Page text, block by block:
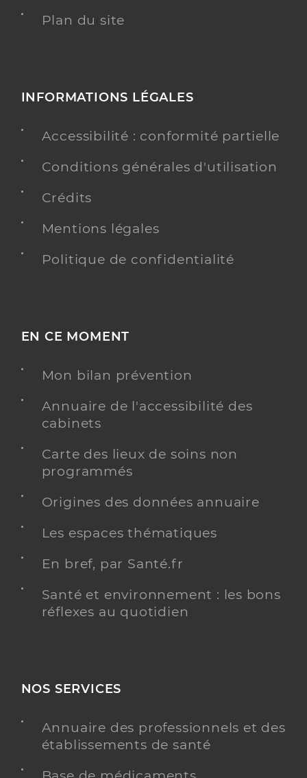
Plan du site
INFORMATIONS LÉGALES
Accessibilité : conformité partielle
Conditions générales d'utilisation
Crédits
Mentions légales
Politique de confidentialité
EN CE MOMENT
Mon bilan prévention
Annuaire de l'accessibilité des
cabinets
Carte des lieux de soins non
programmés
Origines des données annuaire
Les espaces thématiques
En bref, par Santé.fr
Santé et environnement : les bons
réflexes au quotidien
NOS SERVICES
Annuaire des professionnels et des
établissements de santé